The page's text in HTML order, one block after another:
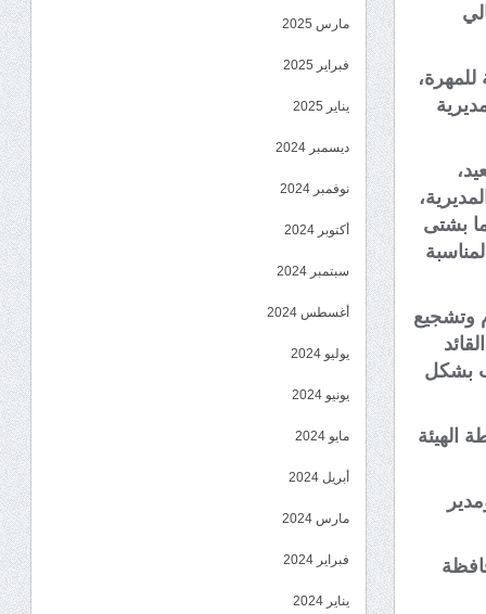
بشتى
وتشجيع
بشكل
الهيئة
مارس 2025
فبراير 2025
يناير 2025
ديسمبر 2024
نوفمبر 2024
أكتوبر 2024
سبتمبر 2024
أغسطس 2024
يوليو 2024
يونيو 2024
مايو 2024
أبريل 2024
مارس 2024
فبراير 2024
يناير 2024